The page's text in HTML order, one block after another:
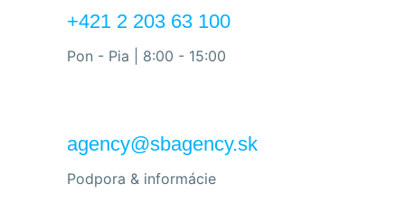
+421 2 203 63 100
Pon - Pia | 8:00 - 15:00
agency@sbagency.sk
Podpora & informácie